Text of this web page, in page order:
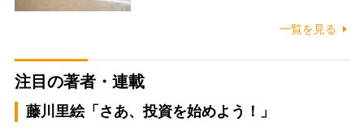
一覧を見る
注目の著者・連載
藤川里絵「さあ、投資を始めよう！」